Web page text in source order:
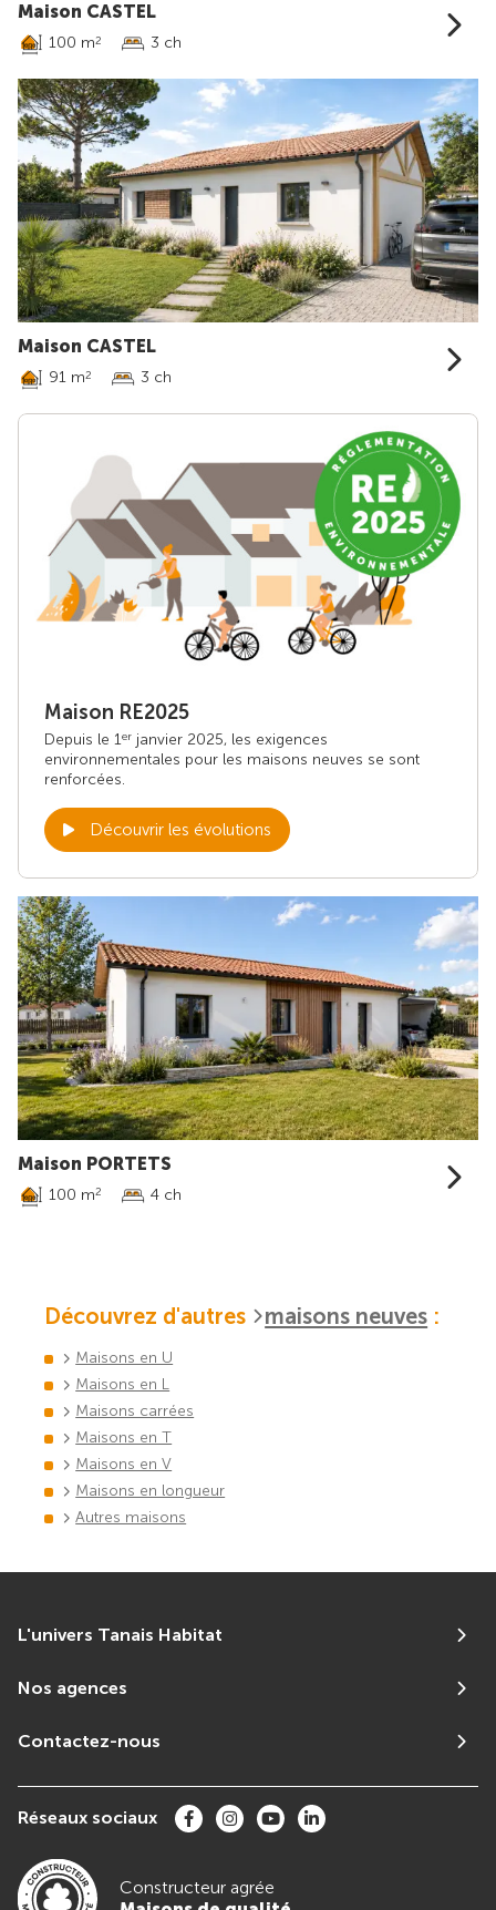
Maison CASTEL
100 m2 3 ch
Maison CASTEL
91 m2 3 ch
Maison RE2025
Depuis le 1er janvier 2025, les exigences
environnementales pour les maisons neuves se sont
renforcées.
Découvrir les évolutions
Maison PORTETS
100 m2 4 ch
Découvrez d'autres maisons neuves :
Maisons en U
Maisons en L
Maisons carrées
Maisons en T
Maisons en V
Maisons en longueur
Autres maisons
L'univers Tanais Habitat
Nos agences
Contactez-nous
Réseaux sociaux
Constructeur agrée